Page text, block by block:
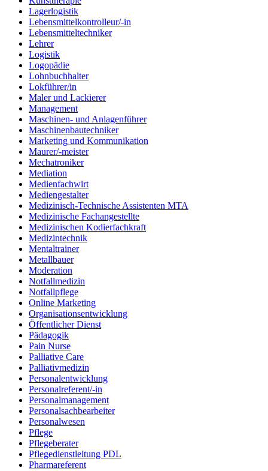
Lagerlogistik
Lebensmittelkontrolleur/-in
Lebensmitteltechniker
Lehrer
Logistik
Logopädie
Lohnbuchhalter
Lokführer/in
Maler und Lackierer
Management
Maschinen- und Anlagenführer
Maschinenbautechniker
Marketing und Kommunikation
Maurer/-meister
Mechatroniker
Mediation
Medienfachwirt
Mediengestalter
Medizinisch-Technische Assistenten MTA
Medizinische Fachangestellte
Medizinischen Kodierfachkraft
Medizintechnik
Mentaltrainer
Metallbauer
Moderation
Notfallmedizin
Notfallpflege
Online Marketing
Organisationsentwicklung
Öffentlicher Dienst
Pädagogik
Pain Nurse
Palliative Care
Palliativmedizin
Personalentwicklung
Personalreferent/-in
Personalmanagement
Personalsachbearbeiter
Personalwesen
Pflege
Pflegeberater
Pflegedienstleitung PDL
Pharmareferent